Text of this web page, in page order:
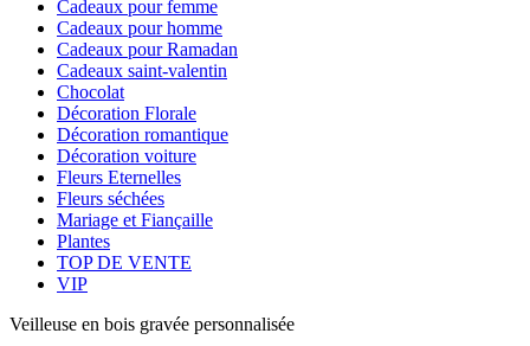
Cadeaux pour femme
Cadeaux pour homme
Cadeaux pour Ramadan
Cadeaux saint-valentin
Chocolat
Décoration Florale
Décoration romantique
Décoration voiture
Fleurs Eternelles
Fleurs séchées
Mariage et Fiançaille
Plantes
TOP DE VENTE
VIP
Veilleuse en bois gravée personnalisée